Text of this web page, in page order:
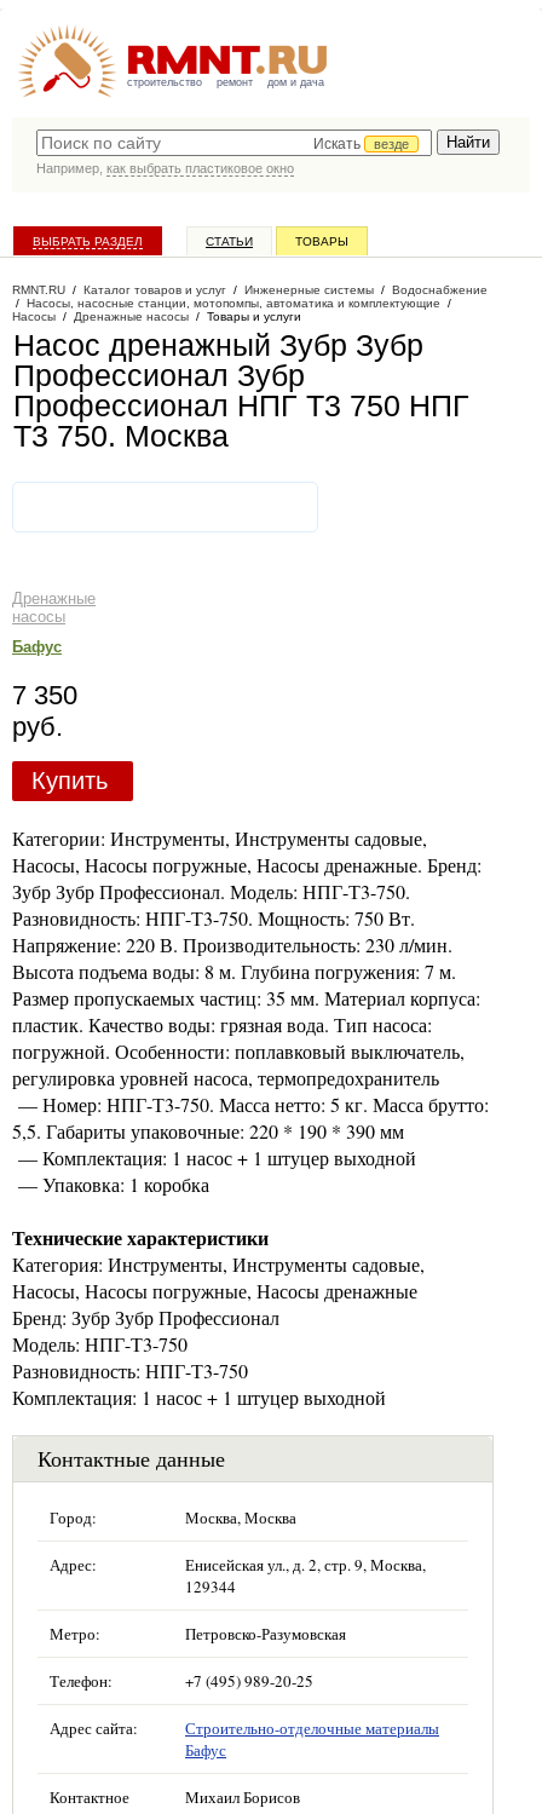
строительство ремонт дом и дача
Искать
везде
Например, как выбрать пластиковое окно
ВЫБРАТЬ РАЗДЕЛ СТАТЬИ ТОВАРЫ
RMNT.RU / Каталог товаров и услуг / Инженерные системы / Водоснабжение
/ Насосы, насосные станции, мотопомпы, автоматика и комплектующие /
Насосы / Дренажные насосы / Товары и услуги
Насос дренажный Зубр Зубр
Профессионал Зубр
Профессионал НПГ Т3 750 НПГ
Т3 750. Москва
Дренажные
насосы
Бафус
7 350
руб.
Купить
Категории: Инструменты, Инструменты садовые,
Насосы, Насосы погружные, Насосы дренажные. Бренд:
Зубр Зубр Профессионал. Модель: НПГ-Т3-750.
Разновидность: НПГ-Т3-750. Мощность: 750 Вт.
Напряжение: 220 В. Производительность: 230 л/мин.
Высота подъема воды: 8 м. Глубина погружения: 7 м.
Размер пропускаемых частиц: 35 мм. Материал корпуса:
пластик. Качество воды: грязная вода. Тип насоса:
погружной. Особенности: поплавковый выключатель,
регулировка уровней насоса, термопредохранитель
— Номер: НПГ-Т3-750. Масса нетто: 5 кг. Масса брутто:
5,5. Габариты упаковочные: 220 * 190 * 390 мм
— Комплектация: 1 насос + 1 штуцер выходной
— Упаковка: 1 коробка
Технические характеристики
Категория: Инструменты, Инструменты садовые,
Насосы, Насосы погружные, Насосы дренажные
Бренд: Зубр Зубр Профессионал
Модель: НПГ-Т3-750
Разновидность: НПГ-Т3-750
Комплектация: 1 насос + 1 штуцер выходной
Контактные данные
Город: Москва, Москва
Адрес:
Енисейская ул., д. 2, стр. 9, Москва,
129344
Метро: Петровско-Разумовская
Телефон: +7 (495) 989-20-25
Адрес сайта:
Строительно-отделочные материалы
Бафус
Контактное
Михаил Борисов